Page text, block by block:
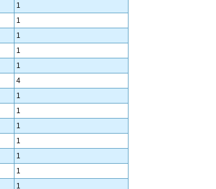
1
1
1
1
1
4
1
1
1
1
1
1
1